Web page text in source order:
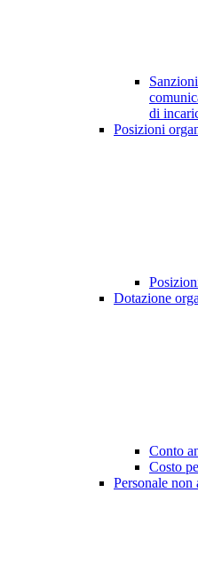
di
Posizioni
Dotazione
Conto
Costo
Personale non